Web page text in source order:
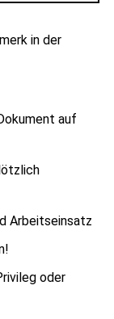
in der
auf
Arbeitseinsatz
oder